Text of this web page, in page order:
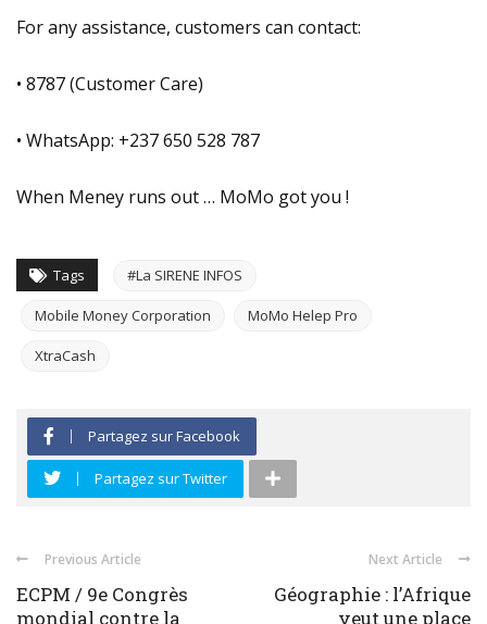
For any assistance, customers can contact:
• 8787 (Customer Care)
• WhatsApp: +237 650 528 787
When Meney runs out … MoMo got you !
Tags #La SIRENE INFOS
Mobile Money Corporation MoMo Helep Pro
XtraCash
Partagez sur Facebook
Partagez sur Twitter
Previous Article
ECPM / 9e Congrès
mondial contre la
Next Article
Géographie : l’Afrique
veut une place